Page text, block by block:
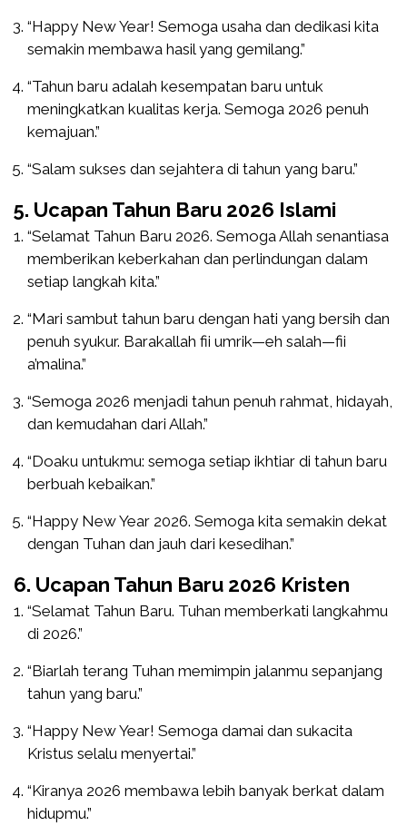
“Happy New Year! Semoga usaha dan dedikasi kita
semakin membawa hasil yang gemilang.”
“Tahun baru adalah kesempatan baru untuk
meningkatkan kualitas kerja. Semoga 2026 penuh
kemajuan.”
“Salam sukses dan sejahtera di tahun yang baru.”
5. Ucapan Tahun Baru 2026 Islami
“Selamat Tahun Baru 2026. Semoga Allah senantiasa
memberikan keberkahan dan perlindungan dalam
setiap langkah kita.”
“Mari sambut tahun baru dengan hati yang bersih dan
penuh syukur. Barakallah fii umrik—eh salah—fii
a’malina.”
“Semoga 2026 menjadi tahun penuh rahmat, hidayah,
dan kemudahan dari Allah.”
“Doaku untukmu: semoga setiap ikhtiar di tahun baru
berbuah kebaikan.”
“Happy New Year 2026. Semoga kita semakin dekat
dengan Tuhan dan jauh dari kesedihan.”
6. Ucapan Tahun Baru 2026 Kristen
“Selamat Tahun Baru. Tuhan memberkati langkahmu
di 2026.”
“Biarlah terang Tuhan memimpin jalanmu sepanjang
tahun yang baru.”
“Happy New Year! Semoga damai dan sukacita
Kristus selalu menyertai.”
“Kiranya 2026 membawa lebih banyak berkat dalam
hidupmu.”